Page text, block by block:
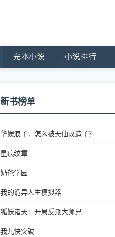
完本小说 小说排行
新书榜单
华娱浪子，怎么被天仙改造了？
星痕纹章
奶爸学园
我的诡异人生模拟器
狐妖诸天：开局反派大师兄
我儿快突破